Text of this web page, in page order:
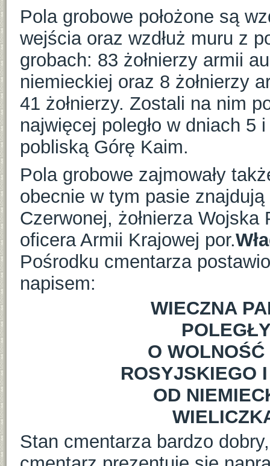
Pola grobowe położone są
wejścia oraz wzdłuż muru z
grobach: 83 żołnierzy armii
niemieckiej oraz 8 żołnierzy
41 żołnierzy. Zostali na nim
najwięcej poległo w dniach 5
pobliską Górę Kaim.
Pola grobowe zajmowały
obecnie w tym pasie
Czerwonej, żołnierza
oficera Armii Krajowej por.
Pośrodku cmentarza
napisem:
WIECZNA
O
ROSYJSKIEGO
OD
Stan cmentarza bardzo